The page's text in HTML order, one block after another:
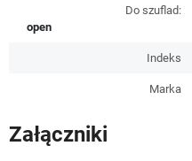
Do szuflad:
open
Indeks
Marka
Załączniki